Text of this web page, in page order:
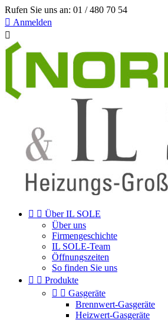
Rufen Sie uns an: 01 / 480 70 54
 Anmelden

  Über IL SOLE
Über uns
Firmengeschichte
IL SOLE-Team
Öffnungszeiten
So finden Sie uns
  Produkte
  Gasgeräte
Brennwert-Gasgeräte
Heizwert-Gasgeräte